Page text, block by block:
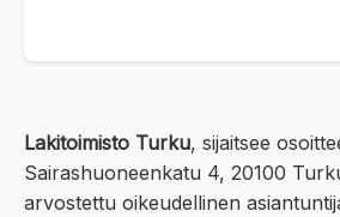
Lakitoimisto Turku, sijaitsee
Sairashuoneenkatu 4, 20100
arvostettu oikeudellinen